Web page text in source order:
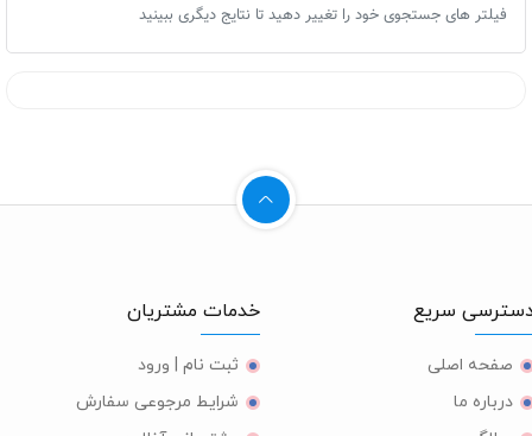
فیلتر های جستجوی خود را تغییر دهید تا نتایج دیگری ببینید
سریع
صفحه اصلی
درباره ما
خدمات مشتریان
ثبت نام | ورود
شرایط مرجوعی سفارش